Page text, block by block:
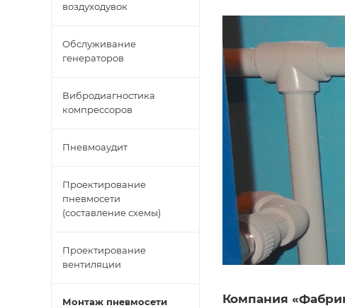
Компания
воздуходувок
Обслуживание
генераторов
Вибродиагностика
компрессоров
Пневмоаудит
Проектирование
пневмосети
(составление схемы)
Проектирование
вентиляции
Монтаж пневмосети